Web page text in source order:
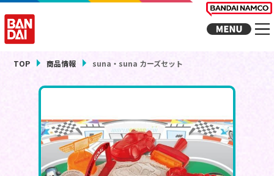
TOP 商品情報 suna・suna カーズセット